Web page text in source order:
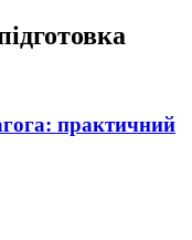
практичний